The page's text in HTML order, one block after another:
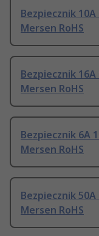
Bezpiecznik 10A
Mersen RoHS
Bezpiecznik 16A
Mersen RoHS
Bezpiecznik 6A
Mersen RoHS
Bezpiecznik 50A
Mersen RoHS